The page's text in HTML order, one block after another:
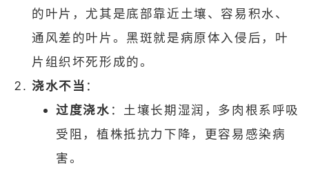
的叶片，尤其是底部靠近土壤、容易积水、
通风差的叶片。黑斑就是病原体入侵后，叶
片组织坏死形成的。
浇水不当 ：
过度浇水 ：土壤长期湿润，多肉根系呼吸
受阻，植株抵抗力下降，更容易感染病
害。